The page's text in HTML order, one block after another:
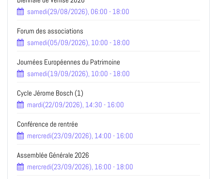
samedi(29/08/2026), 06:00 - 18:00
Forum des associations
samedi(05/09/2026), 10:00 - 18:00
Journées Européennes du Patrimoine
samedi(19/09/2026), 10:00 - 18:00
Cycle Jérome Bosch (1)
mardi(22/09/2026), 14:30 - 16:00
Conférence de rentrée
mercredi(23/09/2026), 14:00 - 16:00
Assemblée Générale 2026
mercredi(23/09/2026), 16:00 - 18:00